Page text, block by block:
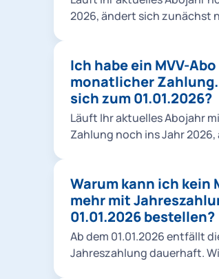
Betrag. Für Neukund*innen gilt eine
Abo jeweils bis zum 10. des
Folgemonat beendet werden.
bisherigen
unverändert bestehen. Die neuen Abopreise
finden Sie in unserer
2026, ändert sich zunächst
Zahlung um. Sie erhalten rechtzeitig alle
Informationen zum
Ich habe ein MVV-
monatlicher
sich zum 01.01.2026?
Läuft Ihr aktuelles Abojahr
Zahlung noch ins Jahr
Nach Ablauf Ihres Abojahres
eventueller Freimonate wird
automatisch auf das neue
angepasst.
Warum kann ich kein
mehr mit
01.01.2026 bestellen?
Ab dem 01.01.2026 entfällt
Jahreszahlung dauerhaft. Wir empfehlen